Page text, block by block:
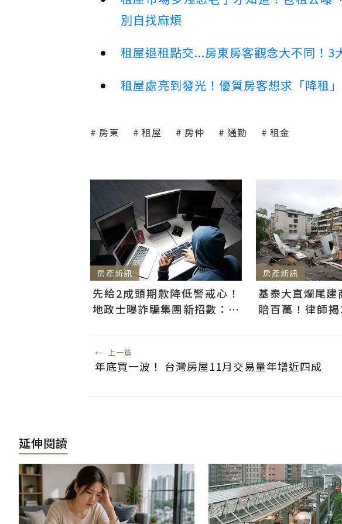
別自找麻煩
租屋退租點交...房東房客觀念大不同！
租屋處亮到發光！優質房客想求「降租
房東 租屋 房仲 通勤 租金
房產新訊
先給2成頭期款降低警戒心！
地政士曝詐騙集團新招數：偷
房產新訊
基泰大直爛尾建
賠百萬！律師
← 上一篇
年底買一波！ 台灣房屋11月交易量年增近四成
延伸閱讀